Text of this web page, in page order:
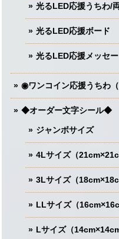
光るLED応援うちわ/
光るLED応援ボード
光るLED応援メッセ
◉ワンコイン応援うちわ
◆オーダー文字シール◆
ジャンボサイズ
4Lサイズ（
3Lサイズ（
LLサイズ（
Lサイズ（14cm×14cm